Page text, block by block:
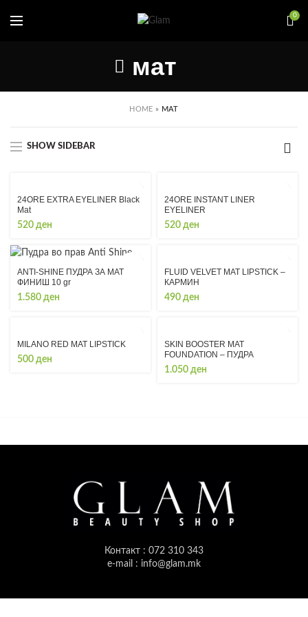
0
мат
HOME » МАТ
SHOW SIDEBAR
24ORE EXTRA EYELINER Black
Mat
520 ден
24ORE INSTANT LINER
EYELINER
520 ден
ANTI-SHINE ПУДРА ЗА МАТ
ФИНИШ 10 gr
1.580 ден
FLUID VELVET MAT LIPSTICK –
КАРМИН
490 ден
MILANO RED MAT LIPSTICK
500 ден
SKIN BOOSTER MAT
FOUNDATION – ПУДРА
1.050 ден
Контакт : 072 310 343
e-mail : info@glam.mk